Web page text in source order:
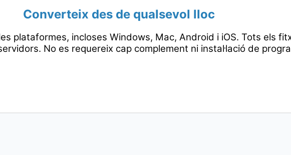
Converteix des de qualsevol lloc
plataformes, incloses Windows, Mac, Android i iOS. Tots els
No es requereix cap complement ni instal·lació de